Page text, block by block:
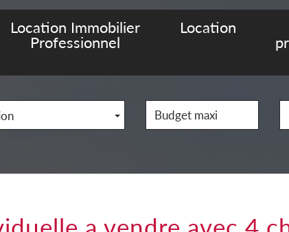
Location Immobilier
Professionnel
Location